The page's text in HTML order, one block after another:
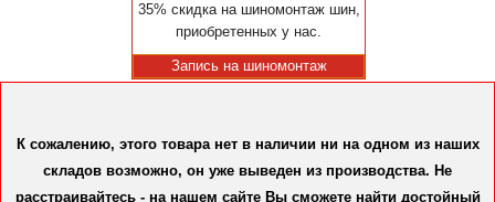
35% скидка на шиномонтаж шин,
приобретенных у нас.
Запись на шиномонтаж
К сожалению, этого товара нет в наличии ни на одном из наших
складов возможно, он уже выведен из производства. Не
расстраивайтесь - на нашем сайте Вы сможете найти достойный